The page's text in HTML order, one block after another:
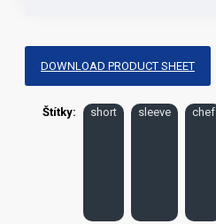
DOWNLOAD PRODUCT SHEET
Štítky: short sleeve chef